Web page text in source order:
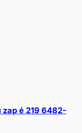
é 219 6482-